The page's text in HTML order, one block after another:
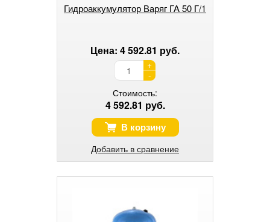
Гидроаккумулятор Варяг ГА 50 Г/1
Цена: 4 592.81 руб.
+
-
Стоимость:
4 592.81 руб.
В корзину
Добавить в сравнение